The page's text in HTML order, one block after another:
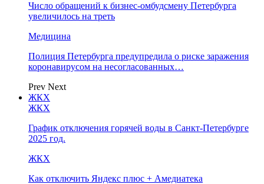
Число обращений к бизнес-омбудсмену Петербурга
увеличилось на треть
Медицина
Полиция Петербурга предупредила о риске заражения
коронавирусом на несогласованных…
Prev Next
ЖКХ
ЖКХ
График отключения горячей воды в Санкт-Петербурге
2025 год.
ЖКХ
Как отключить Яндекс плюс + Амедиатека